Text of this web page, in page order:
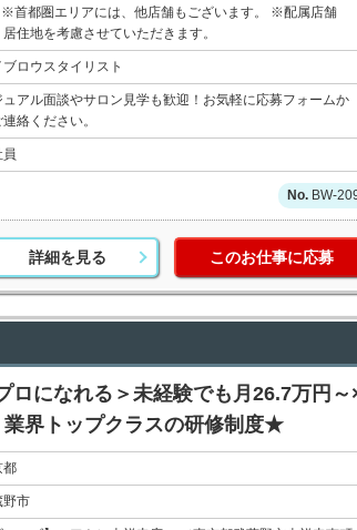
※首都圏エリアには、他店舗もございます。 ※配属店舗
住地を考慮させていただきます。
ブロウスタイリスト
ュアル面談やサロン見学も歓迎！お気軽に応募フォームか
連絡ください。
員
BW-
詳細を見る このお仕事に応募
になれる＞未経験でも月26.7万円～
界トップクラスの研修制度★
都
野市